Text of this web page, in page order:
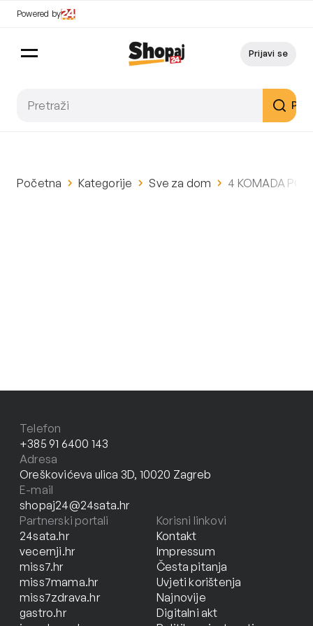
Powered by
Prijavi se
Početna Kategorije Sve za dom 4 KOMADA
Telefon
+385 91 6400 143
Adresa
Oreškovićeva ulica 3D, 10020 Zagreb
E-mail
shopaj24@24sata.hr
Partnerski portali
24sata.hr
vecernji.hr
miss7.hr
miss7mama.hr
miss7zdrava.hr
gastro.hr
Korisni linkovi
Kontakt
Impressum
Česta pitanja
Uvjeti korištenja
Najnovije
Digitalni akt